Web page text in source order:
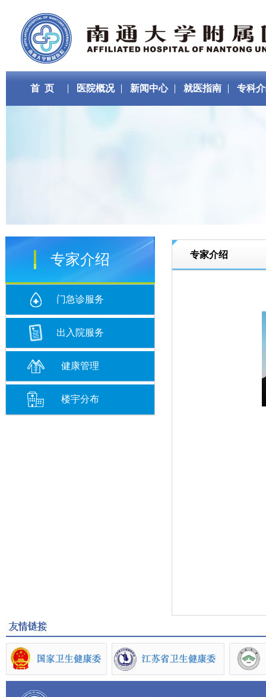
首 页 医院概况 新闻中心 就医指南 专科
专家介绍
门急诊服务
出入院服务
健康管理
楼宇分布
专家介绍